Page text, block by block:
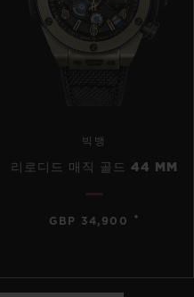
빅뱅
리로디드 매직 골드 44 MM
GBP 34,900 •